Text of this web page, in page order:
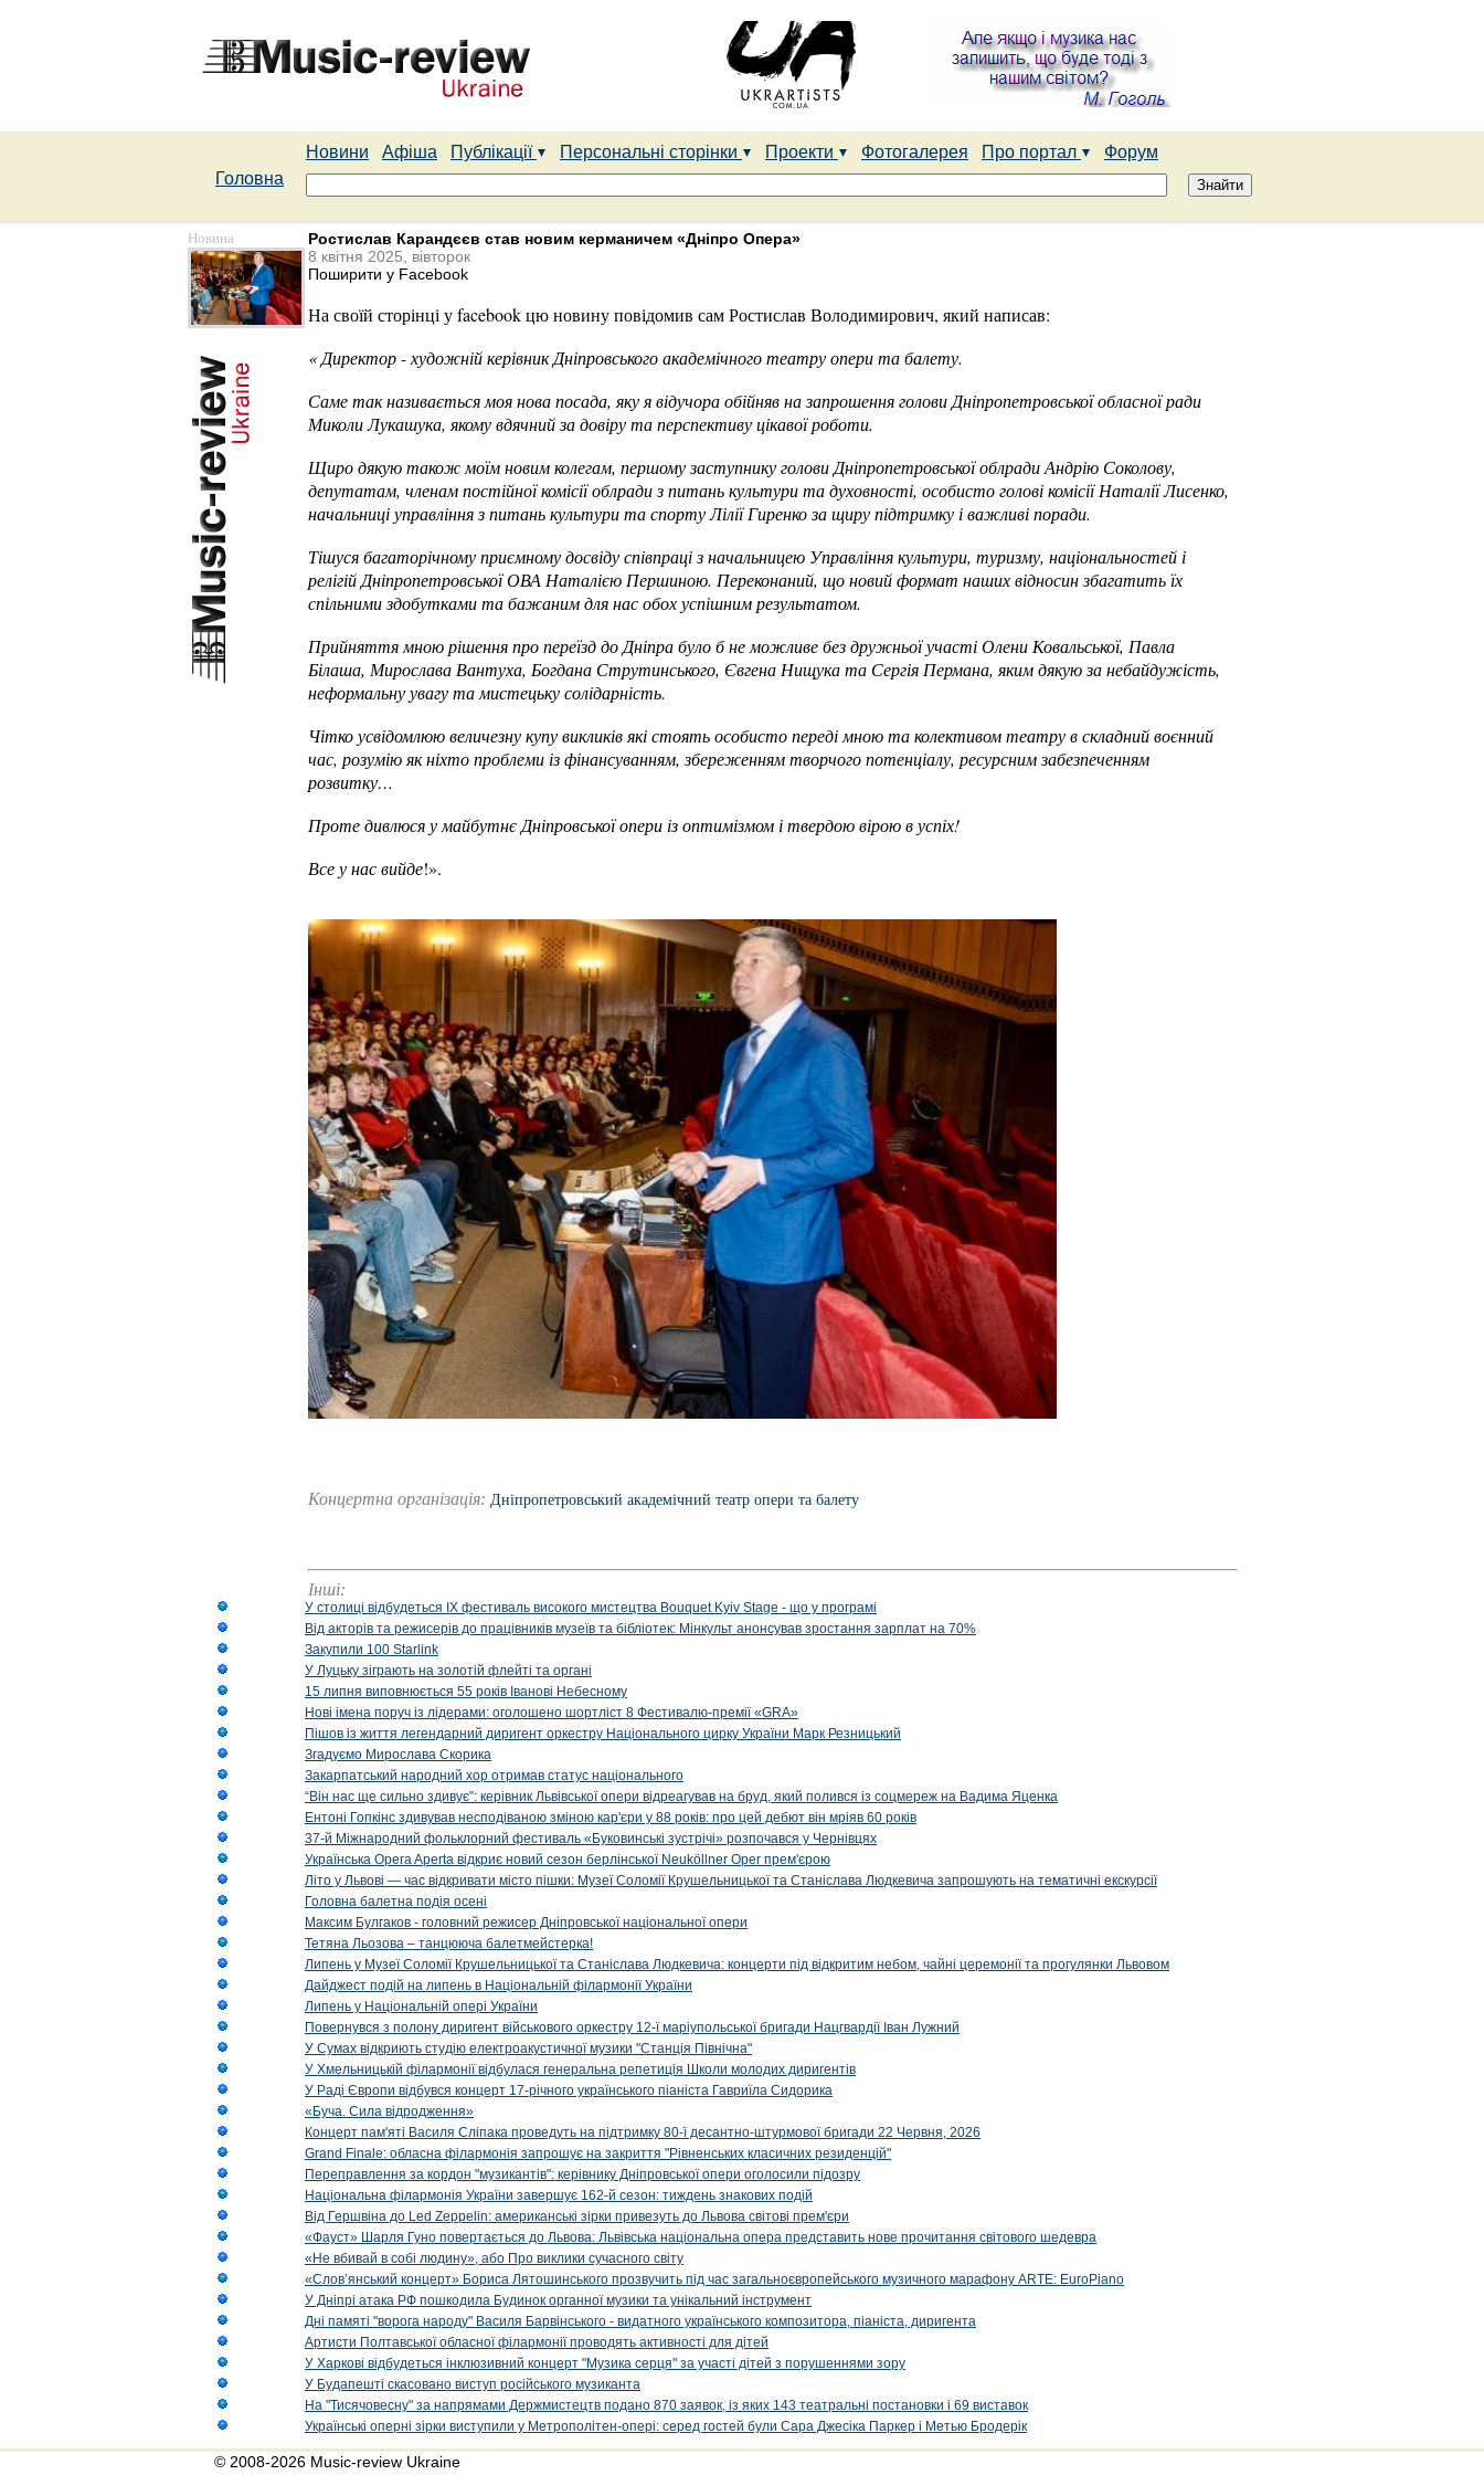
Новини Афіша Публікації Персональні сторінки Проекти Фотогалерея Про портал
Форум
Головна
Новина
Ростислав Карандєєв став новим керманичем «Дніпро Опера»
8 квітня 2025, вівторок
Поширити у Facebook
На своїй сторінці у facebook цю новину повідомив сам Ростислав Володимирович, який написав:
« Директор - художній керівник Дніпровського академічного театру опери та балету.
Саме так називається моя нова посада, яку я відучора обійняв на запрошення голови Дніпропетровської обласної ради
Миколи Лукашука, якому вдячний за довіру та перспективу цікавої роботи.
Щиро дякую також моїм новим колегам, першому заступнику голови Дніпропетровської облради Андрію Соколову,
депутатам, членам постійної комісії облради з питань культури та духовності, особисто голові комісії Наталії Лисенко,
начальниці управління з питань культури та спорту Лілії Гиренко за щиру підтримку і важливі поради.
Тішуся багаторічному приємному досвіду співпраці з начальницею Управління культури, туризму, національностей і
релігій Дніпропетровської ОВА Наталією Першиною. Переконаний, що новий формат наших відносин збагатить їх
спільними здобутками та бажаним для нас обох успішним результатом.
Прийняття мною рішення про переїзд до Дніпра було б не можливе без дружньої участі Олени Ковальської, Павла
Білаша, Мирослава Вантуха, Богдана Струтинського, Євгена Нищука та Сергія Пермана, яким дякую за небайдужість,
неформальну увагу та мистецьку солідарність.
Чітко усвідомлюю величезну купу викликів які стоять особисто переді мною та колективом театру в складний воєнний
час, розумію як ніхто проблеми із фінансуванням, збереженням творчого потенціалу, ресурсним забезпеченням
розвитку…
Проте дивлюся у майбутнє Дніпровської опери із оптимізмом і твердою вірою в успіх!
Все у нас вийде!».
Концертна організація: Дніпропетровський академічний театр опери та балету
Інші:
У столиці відбудеться IX фестиваль високого мистецтва Bouquet Kyiv Stage - що у програмі
Від акторів та режисерів до працівників музеїв та бібліотек: Мінкульт анонсував зростання зарплат на 70%
Закупили 100 Starlink
У Луцьку зіграють на золотій флейті та органі
15 липня виповнюється 55 років Іванові Небесному
Нові імена поруч із лідерами: оголошено шортліст 8 Фестивалю-премії «GRA»
Пішов із життя легендарний диригент оркестру Національного цирку України Марк Резницький
Згадуємо Мирослава Скорика
Закарпатський народний хор отримав статус національного
“Він нас ще сильно здивує”: керівник Львівської опери відреагував на бруд, який полився із соцмереж на Вадима Яценка
Ентоні Гопкінс здивував несподіваною зміною кар'єри у 88 років: про цей дебют він мріяв 60 років
37-й Міжнародний фольклорний фестиваль «Буковинські зустрічі» розпочався у Чернівцях
Українська Opera Aperta відкриє новий сезон берлінської Neuköllner Oper прем'єрою
Літо у Львові — час відкривати місто пішки: Музеї Соломії Крушельницької та Станіслава Людкевича запрошують на тематичні екскурсії
Головна балетна подія осені
Максим Булгаков - головний режисер Дніпровської національної опери
Тетяна Льозова – танцююча балетмейстерка!
Липень у Музеї Соломії Крушельницької та Станіслава Людкевича: концерти під відкритим небом, чайні церемонії та прогулянки Львовом
Дайджест подій на липень в Національній філармонії України
Липень у Національній опері України
Повернувся з полону диригент військового оркестру 12-ї маріупольської бригади Нацгвардії Іван Лужний
У Сумах відкриють студію електроакустичної музики "Станція Північна"
У Хмельницькій філармонії відбулася генеральна репетиція Школи молодих диригентів
У Раді Європи відбувся концерт 17-річного українського піаніста Гавриїла Сидорика
«Буча. Сила відродження»
Концерт пам'яті Василя Сліпака проведуть на підтримку 80-ї десантно-штурмової бригади 22 Червня, 2026
Grand Finale: обласна філармонія запрошує на закриття "Рівненських класичних резиденцій"
Переправлення за кордон "музикантів": керівнику Дніпровської опери оголосили підозру
Національна філармонія України завершує 162-й сезон: тиждень знакових подій
Від Гершвіна до Led Zeppelin: американські зірки привезуть до Львова світові прем'єри
«Фауст» Шарля Гуно повертається до Львова: Львівська національна опера представить нове прочитання світового шедевра
«Не вбивай в собі людину», або Про виклики сучасного світу
«Слов’янський концерт» Бориса Лятошинського прозвучить під час загальноєвропейського музичного марафону ARTE: EuroPiano
У Дніпрі атака РФ пошкодила Будинок органної музики та унікальний інструмент
Дні памяті "ворога народу" Василя Барвінського - видатного українського композитора, піаніста, диригента
Артисти Полтавської обласної філармонії проводять активності для дітей
У Харкові відбудеться інклюзивний концерт "Музика серця" за участі дітей з порушеннями зору
У Будапешті скасовано виступ російського музиканта
На "Тисячовесну" за напрямами Держмистецтв подано 870 заявок, із яких 143 театральні постановки і 69 виставок
Українські оперні зірки виступили у Метрополітен-опері: серед гостей були Сара Джесіка Паркер і Метью Бродерік
© 2008-2026 Music-review Ukraine